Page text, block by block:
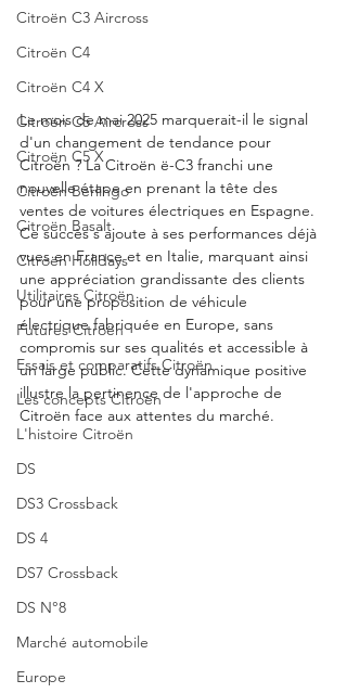
Citroën C3 Aircross
Citroën C4
Citroën C4 X
Citroën C5 Aircross
Citroën C5 X
Citroën Berlingo
Citroën Basalt
Citroën Holidays
Utilitaires Citroën
Futures Citroën
Essais et comparatifs Citroën
Les concepts Citroën
L'histoire Citroën
DS
DS3 Crossback
DS 4
DS7 Crossback
DS N°8
Marché automobile
Europe
Le mois de mai 2025 marquerait-il le signal
d'un changement de tendance pour
Citroën ? La Citroën ë-C3 franchi une
nouvelle étape en prenant la tête des
ventes de voitures électriques en Espagne.
Ce succès s'ajoute à ses performances déjà
vues en France et en Italie, marquant ainsi
une appréciation grandissante des clients
pour une proposition de véhicule
électrique fabriquée en Europe, sans
compromis sur ses qualités et accessible à
un large public. Cette dynamique positive
illustre la pertinence de l'approche de
Citroën face aux attentes du marché.